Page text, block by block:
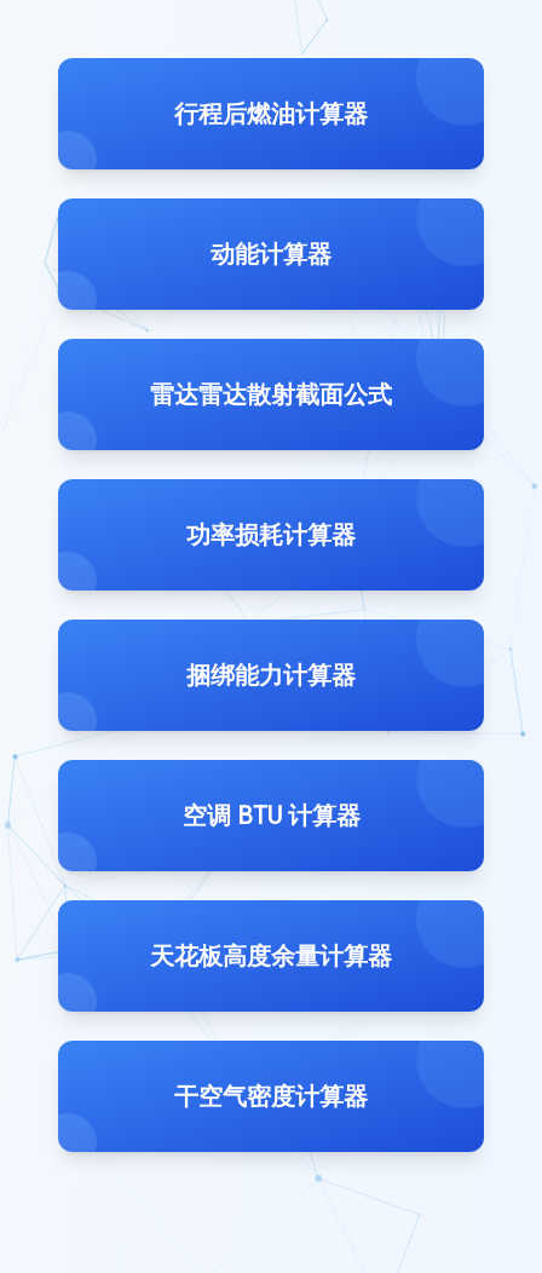
行程后燃油计算器
动能计算器
雷达雷达散射截面公式
功率损耗计算器
捆绑能力计算器
空调 BTU 计算器
天花板高度余量计算器
干空气密度计算器